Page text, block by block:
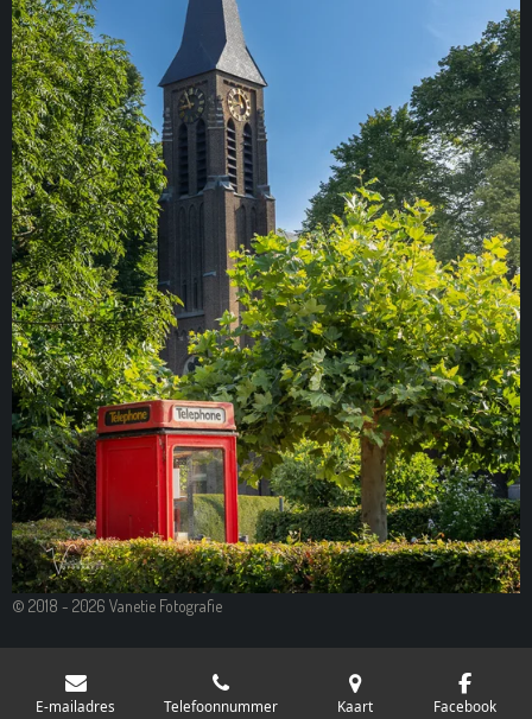
© 2018 - 2026 Vanetie Fotografie
E-mailadres Telefoonnummer Kaart Facebook